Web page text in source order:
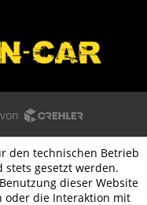
von
den technischen Betrieb
gesetzt werden.
dieser Website
oder die Interaktion mit